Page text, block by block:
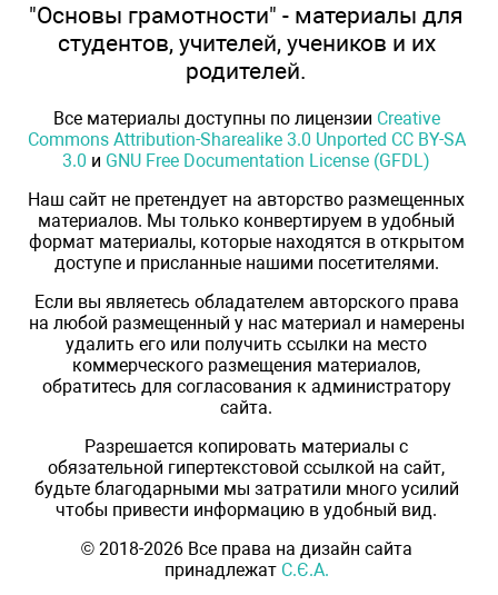
"Основы грамотности" - материалы для
студентов, учителей, учеников и их
родителей.
Все материалы доступны по лицензии Creative
Commons Attribution-Sharealike 3.0 Unported CC BY-SA
3.0 и GNU Free Documentation License (GFDL)
Наш сайт не претендует на авторство размещенных
материалов. Мы только конвертируем в удобный
формат материалы, которые находятся в открытом
доступе и присланные нашими посетителями.
Если вы являетесь обладателем авторского права
на любой размещенный у нас материал и намерены
удалить его или получить ссылки на место
коммерческого размещения материалов,
обратитесь для согласования к администратору
сайта.
Разрешается копировать материалы с
обязательной гипертекстовой ссылкой на сайт,
будьте благодарными мы затратили много усилий
чтобы привести информацию в удобный вид.
© 2018-2026 Все права на дизайн сайта
принадлежат С.Є.А.